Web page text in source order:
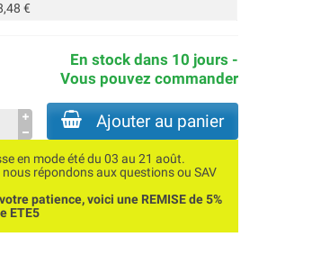
€
En stock dans 10 jours -
Vous pouvez commander
Ajouter au panier
en mode été du 03 au 21 août.
répondons aux questions ou SAV
patience, voici une REMISE de 5%
ETE5